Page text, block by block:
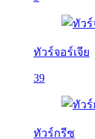
ทัวร์จอร์เจีย
39
ทัวร์กรีซ